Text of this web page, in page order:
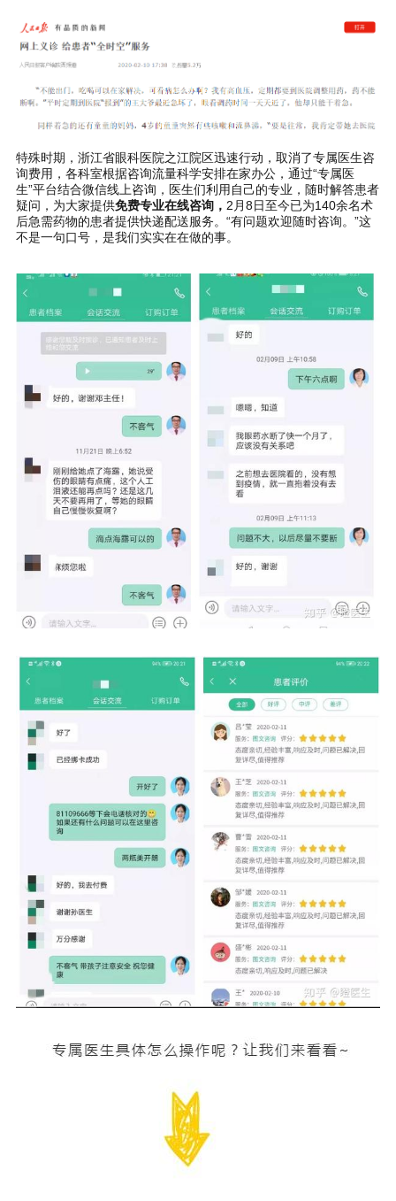
特殊时期，浙江省眼科医院之江院区迅速行动，取消了专属医生咨
询费用，各科室根据咨询流量科学安排在家办公，通过“专属医
生”平台结合微信线上咨询，医生们利用自己的专业，随时解答患者
疑问，为大家提供免费专业在线咨询， 2月8日至今已为140余名术
后急需药物的患者提供快递配送服务。“有问题欢迎随时咨询。”这
不是一句口号，是我们实实在在做的事。